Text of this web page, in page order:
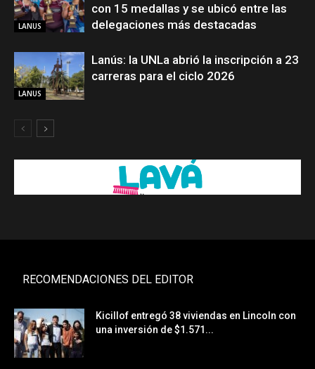
LANUS
con 15 medallas y se ubicó entre las
delegaciones más destacadas
LANUS
Lanús: la UNLa abrió la inscripción a 23
carreras para el ciclo 2026
RECOMENDACIONES DEL EDITOR
Kicillof entregó 38 viviendas en Lincoln con
una inversión de $1.571...